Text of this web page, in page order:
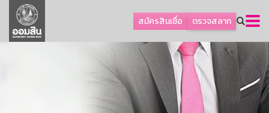
สมัครสินเชื่อ ตรวจสลาก
ลูกค้าธุรกิจ
ลูกค้าผู้ประกอบรายย่อย